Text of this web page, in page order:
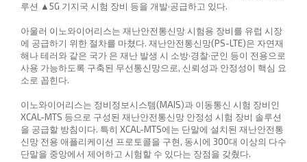
루션 ▲5G 기지국 시험 장비 등을 개발·공급하고 있다.
아울러 이노와이어리스는 재난안전통신망 시험용 장비를 유럽 시장
에 공급하기 위한 절차를 마쳤다. 재난안전통신망(PS-LTE)은 자연재
해나 테러와 같은 국가 은 재난 발생 시 소방·경찰·군인 등이 전용으로
사용 가능하도록 구축된 무선통신망으로, 신뢰성과 안정성이 핵심 요
소로 꼽힌다.
이노와이어리스는 정비정보시스템(MAIS)과 이동통신 시험 장비인
XCAL-MTS 등으로 구성된 재난안전통신망 안정성 시험 장비 솔루션
을 공급할 방침이다. 특히 XCAL-MTS에는 단말에 설치된 재난안전통
신망 전용 애플리케이션 프로토콜을 구현, 동시에 300대 이상의 다수
단말을 중앙에서 제어하고 시험할 수 있다는 장점을 갖췄다.